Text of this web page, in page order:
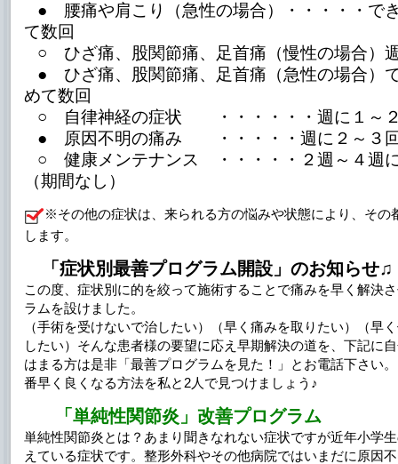
● 腰痛や肩こり（急性の場合）・・・・・で
て数回
○ ひざ痛、股関節痛、足首痛（慢性の場合）
● ひざ痛、股関節痛、足首痛（急性の場合）
めて数回
○ 自律神経の症状 ・・・・・・週に１～
● 原因不明の痛み ・・・・・週に２～３
○ 健康メンテナンス ・・・・・２週～４週
（期間なし）
※その他の症状は、来られる方の悩みや状態により、その
します。
「症状別最善プログラム開設」のお知らせ
この度、症状別に的を絞って施術することで痛みを早く解決
ラムを設けました。
（手術を受けないで治したい）（早く痛みを取りたい）（早
したい）そんな患者様の要望に応え早期解決の道を、下記に
はまる方は是非「最善プログラムを見た！」とお電話下さい
番早く良くなる方法を私と2人で見つけましょう♪
「単純性関節炎」改善プログラム
単純性関節炎とは？あまり聞きなれない症状ですが近年小学
えている症状です。整形外科やその他病院ではいまだに原因